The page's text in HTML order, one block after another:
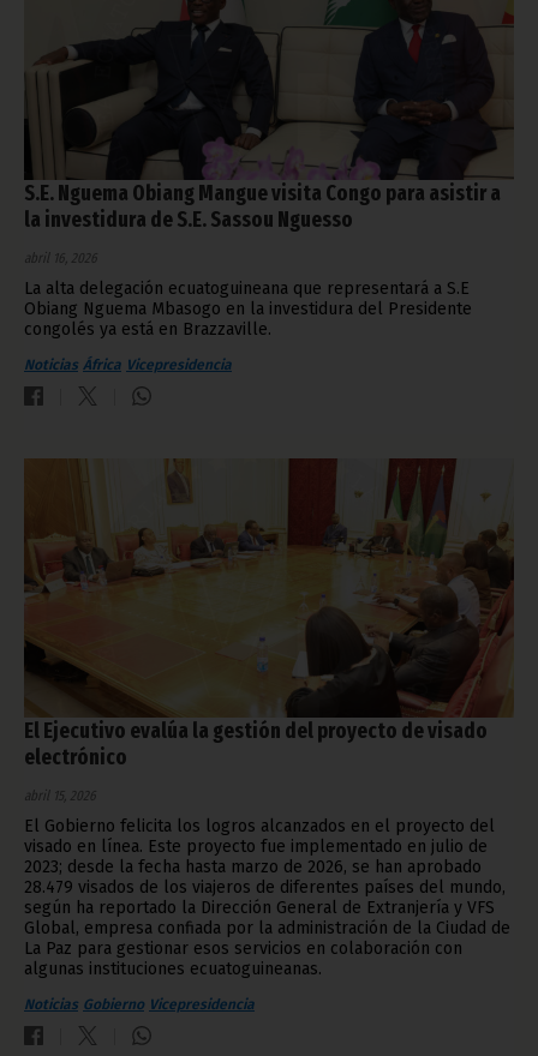
S.E. Nguema Obiang Mangue visita Congo para asistir a
la investidura de S.E. Sassou Nguesso
abril 16, 2026
La alta delegación ecuatoguineana que representará a S.E
Obiang Nguema Mbasogo en la investidura del Presidente
congolés ya está en Brazzaville.
Noticias África Vicepresidencia
El Ejecutivo evalúa la gestión del proyecto de visado
electrónico
abril 15, 2026
El Gobierno felicita los logros alcanzados en el proyecto del
visado en línea. Este proyecto fue implementado en julio de
2023; desde la fecha hasta marzo de 2026, se han aprobado
28.479 visados de los viajeros de diferentes países del mundo,
según ha reportado la Dirección General de Extranjería y VFS
Global, empresa confiada por la administración de la Ciudad de
La Paz para gestionar esos servicios en colaboración con
algunas instituciones ecuatoguineanas.
Noticias Gobierno Vicepresidencia